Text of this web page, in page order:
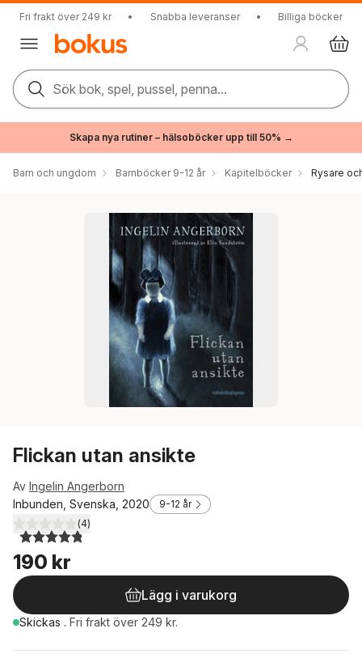
Fri frakt över 249 kr • Snabba leveranser • Billiga böcker
Sök bok, spel, pussel, penna...
Skapa nya rutiner – hälsoböcker upp till 50% →
Barn och ungdom Barnböcker 9-12 år Kapitelböcker Rysare
Flickan utan ansikte
Av Ingelin Angerborn
Inbunden, Svenska, 2020
9-12 år
4,8utav 5 stjärnor. Totalt antal röster:
(4)
190 kr
Lägg i varukorg
Skickas . Fri frakt över 249 kr.